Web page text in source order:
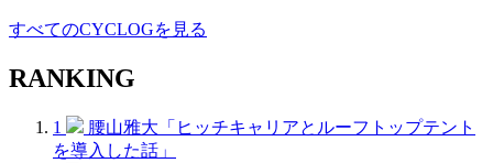
すべてのCYCLOGを見る
RANKING
1
腰山雅大「ヒッチキャリアとルーフトップテント
を導入した話」